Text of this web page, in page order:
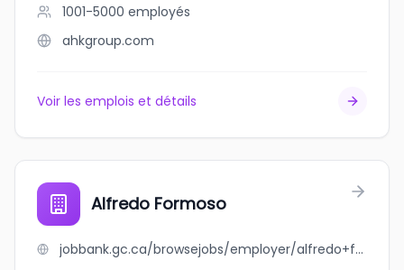
1001-5000 employés
ahkgroup.com
Voir les emplois et détails
Alfredo Formoso
jobbank.gc.ca/browsejobs/employer/alfredo+formoso/ca